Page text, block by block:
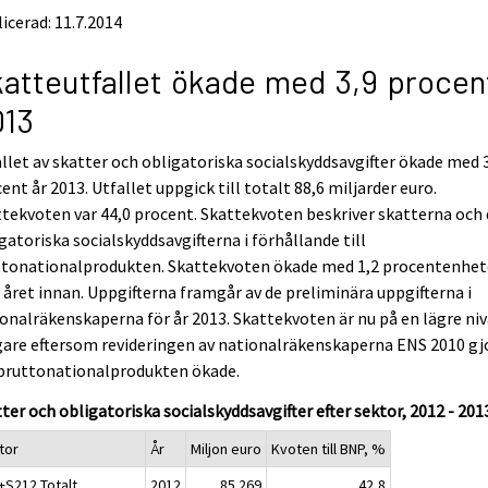
11.7.2014
ökade med 3,9
av skatter och obligatoriska socialskyddsavgifter ökade med
år 2013. Utfallet uppgick till totalt 88,6 miljarder euro.
var 44,0 procent. Skattekvoten beskriver skatterna och
socialskyddsavgifterna i förhållande till
Skattekvoten ökade med 1,2
innan. Uppgifterna framgår av de preliminära uppgifterna i
för år 2013. Skattekvoten är nu på en lägre
eftersom revideringen av nationalräkenskaperna ENS 2010
ökade.
och obligatoriska socialskyddsavgifter efter sektor, 2012 -
År Miljon euro Kvoten till BNP, %